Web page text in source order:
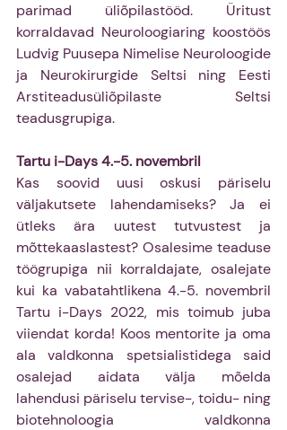
parimad üliõpilastööd. Üritust
korraldavad Neuroloogiaring koostöös
Ludvig Puusepa Nimelise Neuroloogide
ja Neurokirurgide Seltsi ning Eesti
Arstiteadusüliõpilaste Seltsi
teadusgrupiga.
Tartu i-Days 4.-5. novembril
Kas soovid uusi oskusi päriselu
väljakutsete lahendamiseks? Ja ei
ütleks ära uutest tutvustest ja
mõttekaaslastest? Osalesime teaduse
töögrupiga nii korraldajate, osalejate
kui ka vabatahtlikena 4.-5. novembril
Tartu i-Days 2022, mis toimub juba
viiendat korda! Koos mentorite ja oma
ala valdkonna spetsialistidega said
osalejad aidata välja mõelda
lahendusi päriselu tervise-, toidu- ning
biotehnoloogia valdkonna